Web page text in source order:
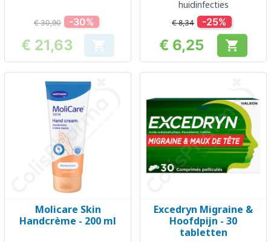
€ 30,90 -30%
Prijs
€ 21,63 
huidinfecties
€ 8,34 -25%
Prijs
€ 6,25 
Molicare Skin
Handcrème - 200 ml
Excedryn Migraine &
Hoofdpijn - 30
tabletten